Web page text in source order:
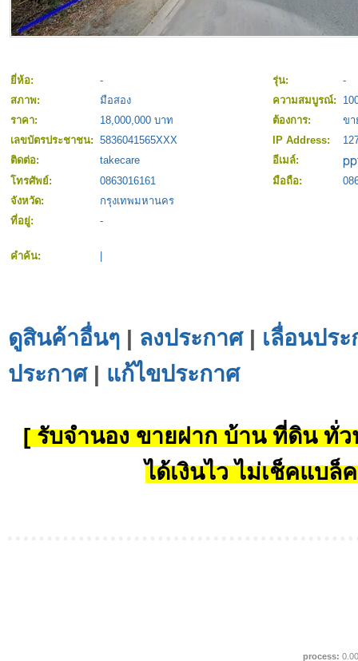
ยี่ห้อ: - รุ่น:
-
สภาพ:
มือสอง ความสมบูรณ์:
ราคา:
18,000,000 บาท ต้องการ:
ขา
เลขบัตรประชาชน: 5836041565XXX IP Address:
ติดต่อ:
takecare
อีเมล์:
โทรศัพย์:
0863016161 มือถือ:
จังหวัด:
กรุงเทพมหานคร
ที่อยู่:
-
คำค้น:
ดูสินค้าอื่นๆ | ลงประกาศ| เลื่อนปร
ประกาศ| แก้ไขประกาศ
[ รับจำนอง ขายฝาก บ้าน ที่ดิน ทั่ว
ได้เงินไว ไม่เช็คแบล็
process: